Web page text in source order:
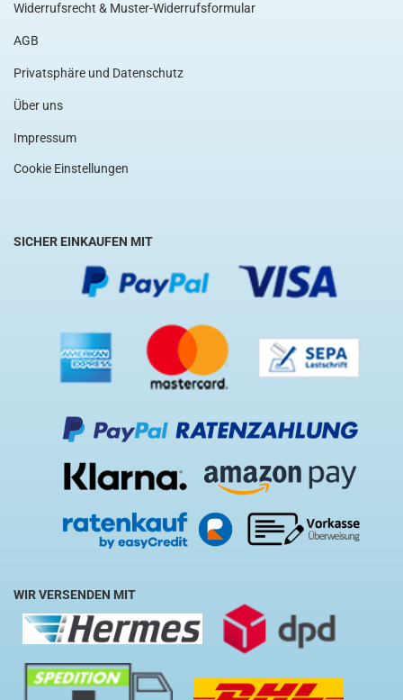
Widerrufsrecht & Muster-Widerrufsformular
AGB
Privatsphäre und Datenschutz
Über uns
Impressum
Cookie Einstellungen
SICHER EINKAUFEN MIT
WIR VERSENDEN MIT